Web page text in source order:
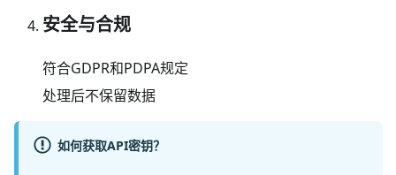
安全与合规
符合GDPR和PDPA规定
处理后不保留数据
如何获取API密钥？